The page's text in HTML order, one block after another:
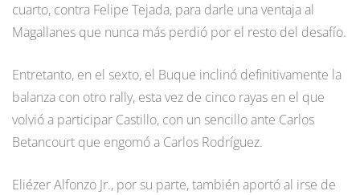
cuarto, contra Felipe Tejada, para darle una ventaja al
Magallanes que nunca más perdió por el resto del desafío.
Entretanto, en el sexto, el Buque inclinó definitivamente la
balanza con otro rally, esta vez de cinco rayas en el que
volvió a participar Castillo, con un sencillo ante Carlos
Betancourt que engomó a Carlos Rodríguez.
Eliézer Alfonzo Jr., por su parte, también aportó al irse de